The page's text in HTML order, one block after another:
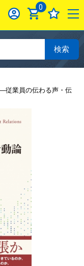
0
検索
従業員の伝わる声・伝